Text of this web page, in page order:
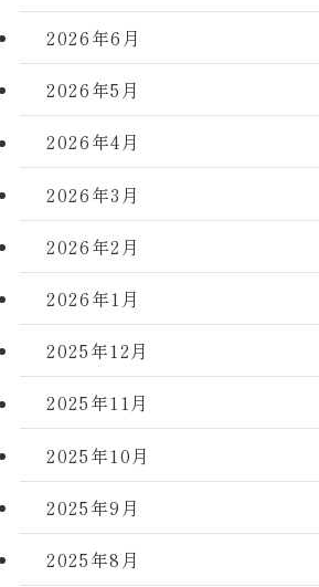
2026年6月
2026年5月
2026年4月
2026年3月
2026年2月
2026年1月
2025年12月
2025年11月
2025年10月
2025年9月
2025年8月